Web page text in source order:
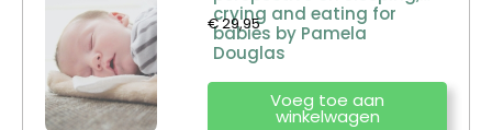
crying and eating for
babies by Pamela
Douglas
€29,95
Voeg toe aan
winkelwagen